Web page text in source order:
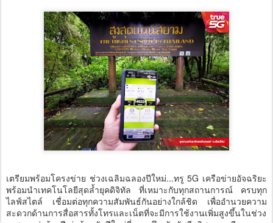
เตรียมพร้อมโครงข่าย ช่วงเฉลิมฉลองปีใหม่...ทรู 5G เครือข่ายอัจฉริยะ
พร้อมนำเทคโนโลยีสุดล้ำยุคดิจิทัล ที่เหมาะกับทุกสถานการณ์ ครบทุก
ไลฟ์สไตล์ เชื่อมต่อทุกความสัมพันธ์กันอย่างใกล้ชิด เพื่ออำนวยความ
สะดวกด้านการสื่อสารทั้งโทรและเน็ตที่จะมีการใช้งานเพิ่มสูงขึ้นในช่วง